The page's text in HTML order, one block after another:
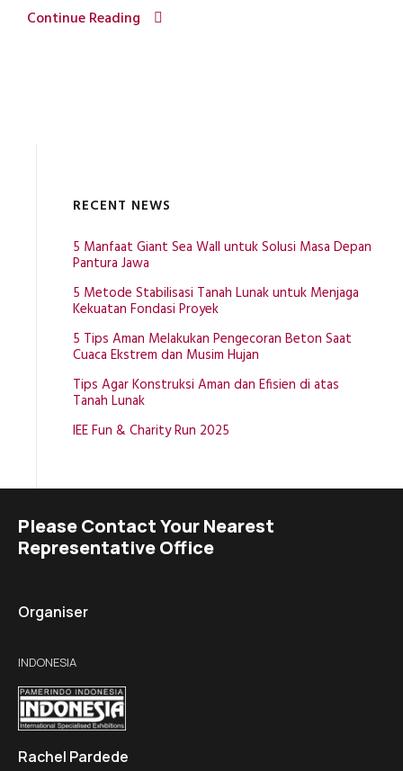
Continue Reading
RECENT NEWS
5 Manfaat Giant Sea Wall untuk Solusi Masa Depan
Pantura Jawa
5 Metode Stabilisasi Tanah Lunak untuk Menjaga
Kekuatan Fondasi Proyek
5 Tips Aman Melakukan Pengecoran Beton Saat
Cuaca Ekstrem dan Musim Hujan
Tips Agar Konstruksi Aman dan Efisien di atas
Tanah Lunak
IEE Fun & Charity Run 2025
Please Contact Your Nearest
Representative Office
Organiser
INDONESIA
Rachel Pardede